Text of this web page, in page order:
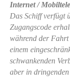
Internet /
Das Schiff verfügt
Zugangscode
während der
einem
schwankenden
aber in